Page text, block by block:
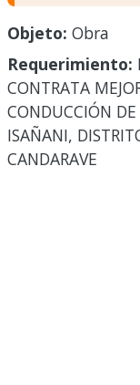
Objeto: Obra
Requerimiento:
CONTRATA
CONDUCCIÓN DE
ISAÑANI,
CANDARAVE